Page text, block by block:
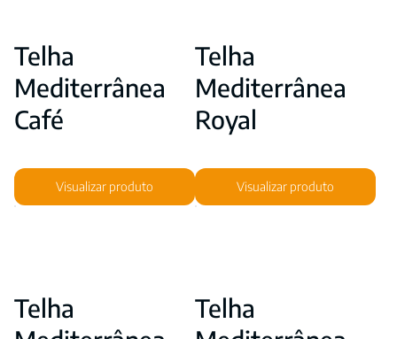
Telha
Mediterrânea
Café
Visualizar produto
Telha
Mediterrânea
Royal
Visualizar produto
Telha
Telha